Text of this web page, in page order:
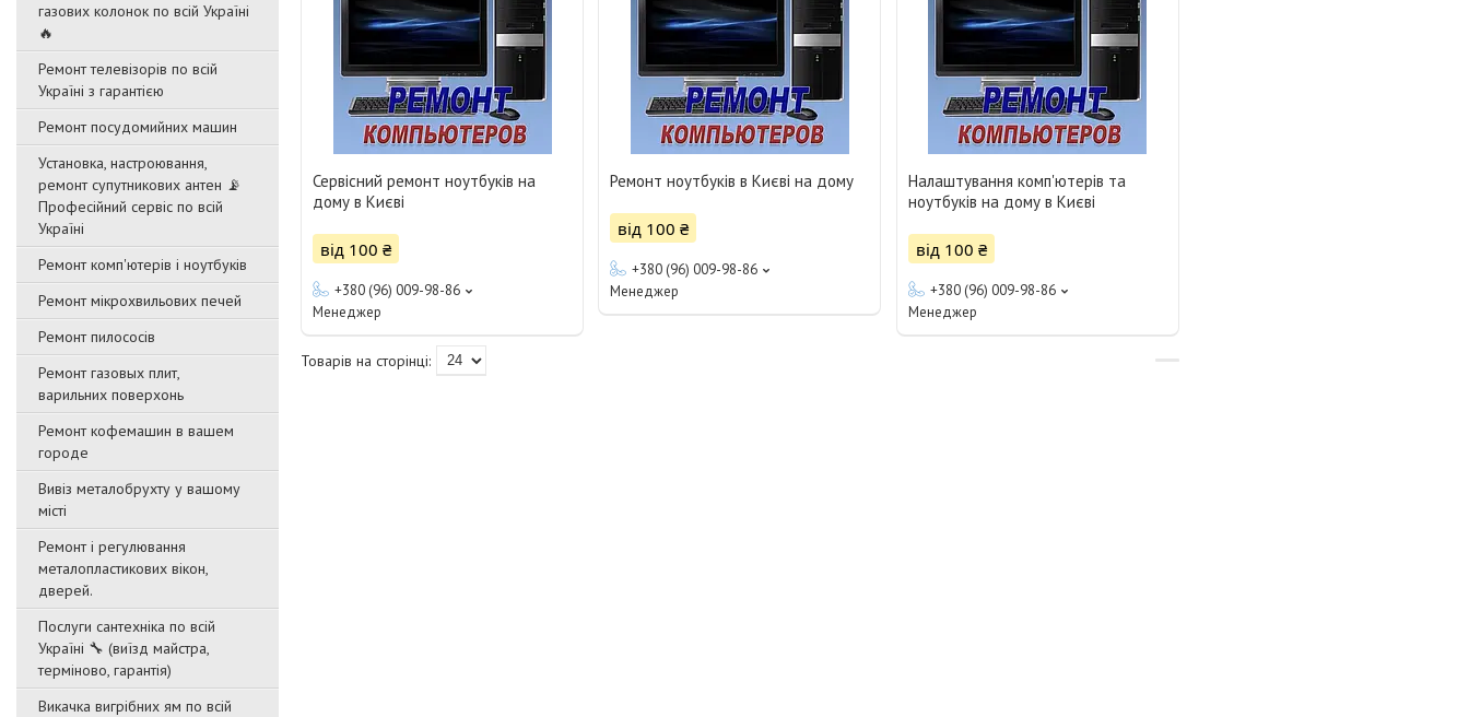
газових колонок по всій Україні
🔥
Ремонт телевізорів по всій
Україні з гарантією
Ремонт посудомийних машин
Установка, настроювання,
ремонт супутникових антен 📡
Професійний сервіс по всій
Україні
Ремонт комп'ютерів і ноутбуків
Ремонт мікрохвильових печей
Ремонт пилососів
Ремонт газовых плит,
варильних поверхонь
Ремонт кофемашин в вашем
городе
Вивіз металобрухту у вашому
місті
Ремонт і регулювання
металопластикових вікон,
дверей.
Послуги сантехніка по всій
Україні 🔧 (виїзд майстра,
терміново, гарантія)
Викачка вигрібних ям по всій
Сервісний ремонт ноутбуків на
дому в Києві
від 100 ₴
+380 (96) 009-98-86
Менеджер
Ремонт ноутбуків в Києві на дому
від 100 ₴
+380 (96) 009-98-86
Менеджер
Налаштування комп'ютерів та
ноутбуків на дому в Києві
від 100 ₴
+380 (96) 009-98-86
Менеджер